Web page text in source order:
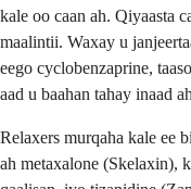
kale oo caan ah. Qiyaasta
maalintii. Waxay u
eego cyclobenzaprine,
aad u baahan tahay inaad
Relaxers murqaha kale ee
ah metaxalone (Skelaxin),